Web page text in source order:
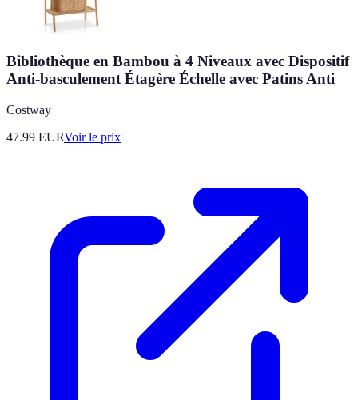
Bibliothèque en Bambou à 4 Niveaux avec Dispositif
Anti-basculement Étagère Échelle avec Patins Anti
Costway
47.99 EURVoir le prix